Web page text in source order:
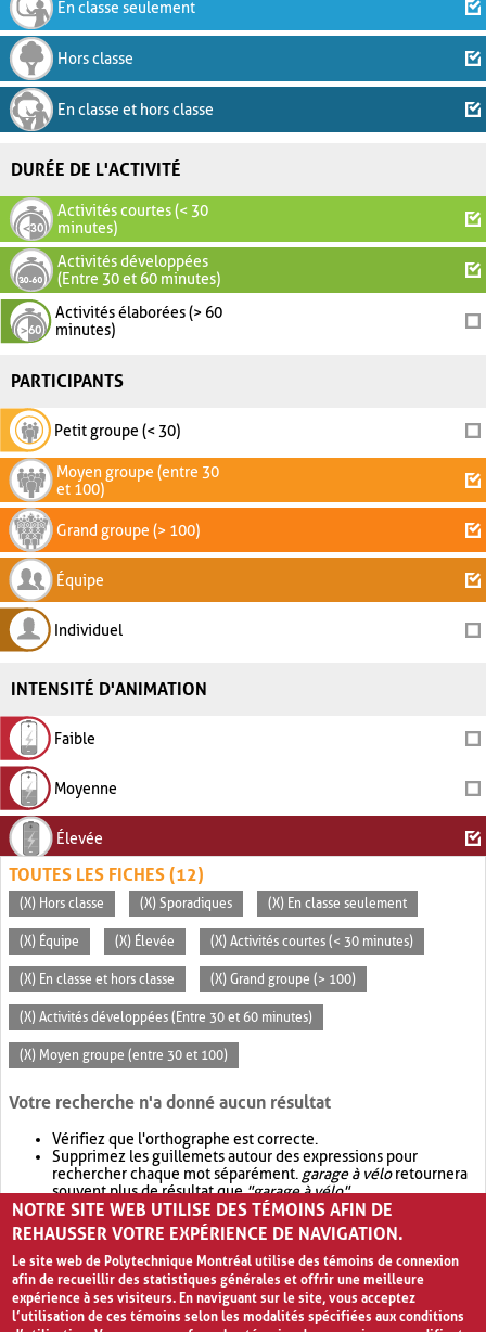
En classe seulement
Hors classe
En classe et hors classe
DURÉE DE L'ACTIVITÉ
Activités courtes (< 30
minutes)
Activités développées
(Entre 30 et 60 minutes)
Activités élaborées (> 60
minutes)
PARTICIPANTS
Petit groupe (< 30)
Moyen groupe (entre 30
et 100)
Grand groupe (> 100)
Équipe
Individuel
INTENSITÉ D'ANIMATION
Faible
Moyenne
Élevée
TOUTES LES FICHES (12)
(X) Hors classe (X) Sporadiques (X) En classe seulement
(X) Équipe (X) Élevée (X) Activités courtes (< 30 minutes)
(X) En classe et hors classe (X) Grand groupe (> 100)
(X) Activités développées (Entre 30 et 60 minutes)
(X) Moyen groupe (entre 30 et 100)
Votre recherche n'a donné aucun résultat
Vérifiez que l'orthographe est correcte.
Supprimez les guillemets autour des expressions pour
rechercher chaque mot séparément. garage à véloretournera
souvent plus de résultat que"garage à vélo".
Envisagez d'élargir votre recherche avec OR.garage OR vélo
retournera souvent plus de résultat quegarage à vélo
NOTRE SITE WEB UTILISE DES TÉMOINS AFIN DE
REHAUSSER VOTRE EXPÉRIENCE DE NAVIGATION.
Le site web de Polytechnique Montréal utilise des témoins de connexion
afin de recueillir des statistiques générales et offrir une meilleure
expérience à ses visiteurs. En naviguant sur le site, vous acceptez
l’utilisation de ces témoins selon les modalités spécifiées aux conditions